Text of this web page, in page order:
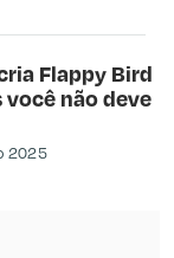
Flappy Bird
você não deve
2025